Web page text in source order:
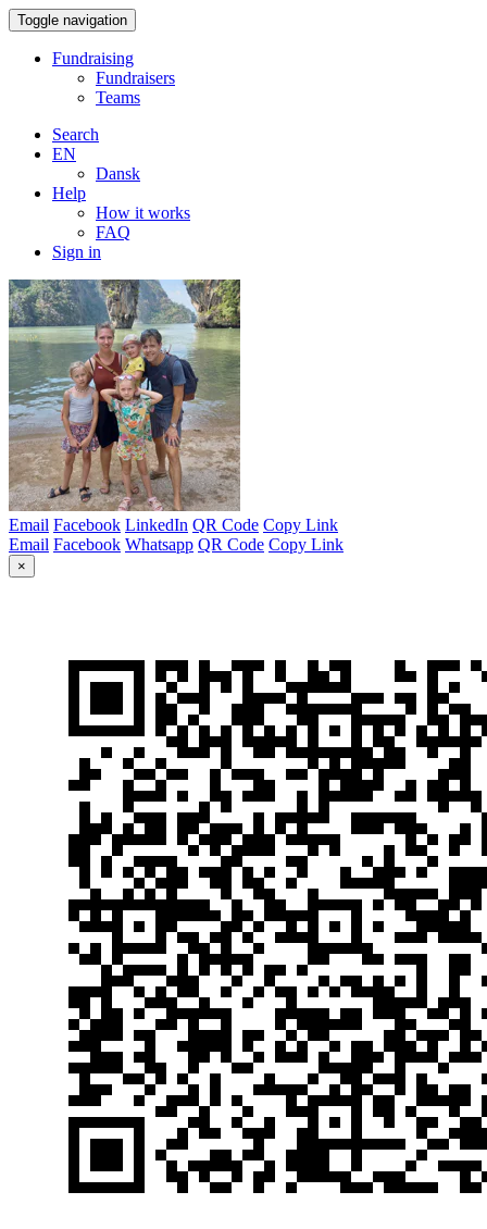
Toggle navigation
Fundraising
Fundraisers
Teams
Search
EN
Dansk
Help
How it works
FAQ
Sign in
Email Facebook LinkedIn QR Code Copy Link
Email Facebook Whatsapp QR Code Copy Link
×